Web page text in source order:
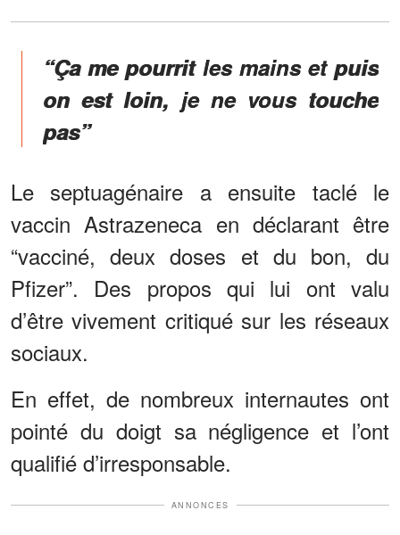
“Ça me pourrit les mains et puis
on est loin, je ne vous touche
pas”
Le septuagénaire a ensuite taclé le
vaccin Astrazeneca en déclarant être
“vacciné, deux doses et du bon, du
Pfizer”. Des propos qui lui ont valu
d’être vivement critiqué sur les réseaux
sociaux.
En effet, de nombreux internautes ont
pointé du doigt sa négligence et l’ont
qualifié d’irresponsable.
ANNONCES